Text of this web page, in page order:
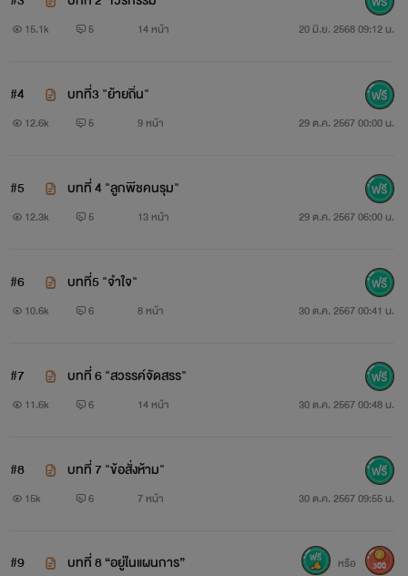
15.1k 5 14 หน้า 20 มิ.ย. 2568 09:12 น.
#4 บทที่3 "ย้ายถิ่น"
12.6k 5 9 หน้า 29 ต.ค. 2567 00:00 น.
#5 บทที่ 4 "ลูกพีชคนรุม"
12.3k 5 13 หน้า 29 ต.ค. 2567 06:00 น.
#6 บทที่5 "จำใจ"
10.6k 6 8 หน้า 30 ต.ค. 2567 00:41 น.
#7 บทที่ 6 "สวรรค์จัดสรร"
11.6k 6 14 หน้า 30 ต.ค. 2567 00:48 น.
#8 บทที่ 7 "ข้อสั่งห้าม"
15k 6 7 หน้า 30 ต.ค. 2567 09:55 น.
#9 บทที่ 8 “อยู่ในแผนการ” หรือ 300